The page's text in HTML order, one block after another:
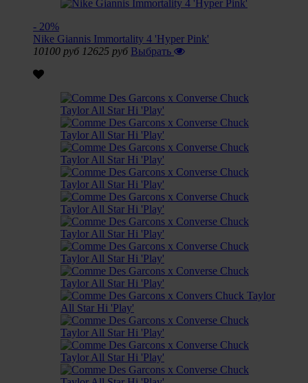
- 20%
Nike Giannis Immortality 4 'Hyper Pink'
10100 руб 12625 руб Выбрать